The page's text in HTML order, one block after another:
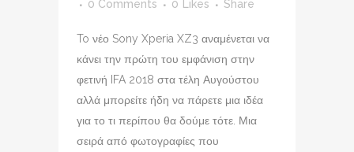
0 Comments
0 Likes Share
To νέο Sony Xperia XZ3 αναμένεται να
κάνει την πρώτη του εμφάνιση στην
φετινή IFA 2018 στα τέλη Αυγούστου
αλλά μπορείτε ήδη να πάρετε μια ιδέα
για το τι περίπου θα δούμε τότε. Μια
σειρά από φωτογραφίες που